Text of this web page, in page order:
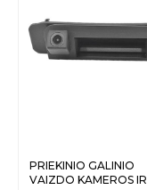
PRIEKINIO GALINIO
VAIZDO KAMEROS IR